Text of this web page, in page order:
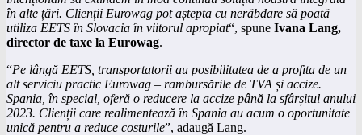
în alte țări. Clienții Eurowag pot aștepta cu nerăbdare să poată
utiliza EETS în Slovacia în viitorul apropiat“, spune Ivana Lang,
director de taxe la Eurowag.
“Pe lângă EETS, transportatorii au posibilitatea de a profita de un
alt serviciu practic Eurowag – rambursările de TVA și accize.
Spania, în special, oferă o reducere la accize până la sfârșitul anului
2023. Clienții care realimentează în Spania au acum o oportunitate
unică pentru a reduce costurile”, adaugă Lang.